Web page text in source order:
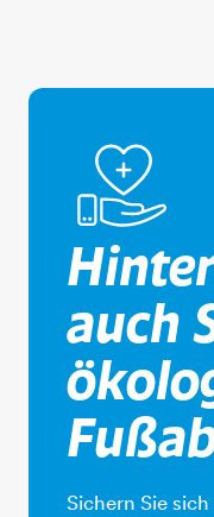
auch
Sichern Sie